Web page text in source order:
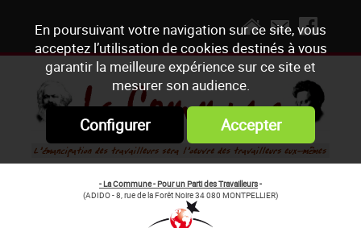
En poursuivant votre navigation sur ce site, vous
acceptez l’utilisation de cookies destinés à vous
garantir la meilleure expérience sur ce site et
mesurer son audience.
Configurer Accepter
- La Commune - Pour un Parti des Travailleurs-
(ADIDO - 8, rue de la Forêt Noire 34 080 MONTPELLIER)